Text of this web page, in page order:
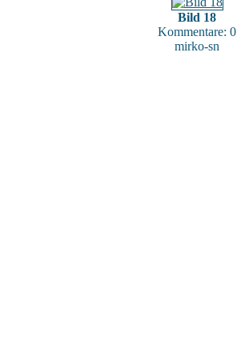
Bild 18
Kommentare: 0
mirko-sn